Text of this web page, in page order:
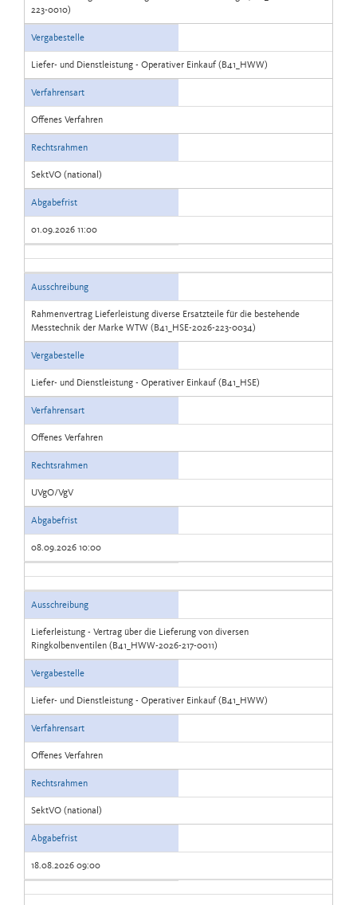
223-0010)
Vergabestelle
Liefer- und Dienstleistung - Operativer Einkauf (B41_HWW)
Verfahrensart
Offenes Verfahren
Rechtsrahmen
SektVO (national)
Abgabefrist
01.09.2026 11:00
Ausschreibung
Rahmenvertrag Lieferleistung diverse Ersatzteile für die bestehende
Messtechnik der Marke WTW (B41_HSE-2026-223-0034)
Vergabestelle
Liefer- und Dienstleistung - Operativer Einkauf (B41_HSE)
Verfahrensart
Offenes Verfahren
Rechtsrahmen
UVgO/VgV
Abgabefrist
08.09.2026 10:00
Ausschreibung
Lieferleistung - Vertrag über die Lieferung von diversen
Ringkolbenventilen (B41_HWW-2026-217-0011)
Vergabestelle
Liefer- und Dienstleistung - Operativer Einkauf (B41_HWW)
Verfahrensart
Offenes Verfahren
Rechtsrahmen
SektVO (national)
Abgabefrist
18.08.2026 09:00